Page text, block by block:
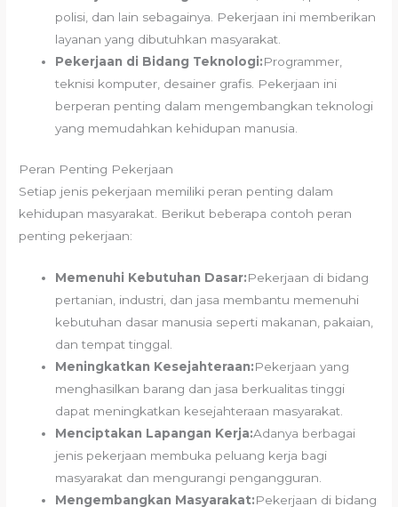
polisi, dan lain sebagainya. Pekerjaan ini memberikan
layanan yang dibutuhkan masyarakat.
Pekerjaan di Bidang Teknologi:Programmer,
teknisi komputer, desainer grafis. Pekerjaan ini
berperan penting dalam mengembangkan teknologi
yang memudahkan kehidupan manusia.
Peran Penting Pekerjaan
Setiap jenis pekerjaan memiliki peran penting dalam
kehidupan masyarakat. Berikut beberapa contoh peran
penting pekerjaan:
Memenuhi Kebutuhan Dasar:Pekerjaan di bidang
pertanian, industri, dan jasa membantu memenuhi
kebutuhan dasar manusia seperti makanan, pakaian,
dan tempat tinggal.
Meningkatkan Kesejahteraan:Pekerjaan yang
menghasilkan barang dan jasa berkualitas tinggi
dapat meningkatkan kesejahteraan masyarakat.
Menciptakan Lapangan Kerja:Adanya berbagai
jenis pekerjaan membuka peluang kerja bagi
masyarakat dan mengurangi pengangguran.
Mengembangkan Masyarakat:Pekerjaan di bidang